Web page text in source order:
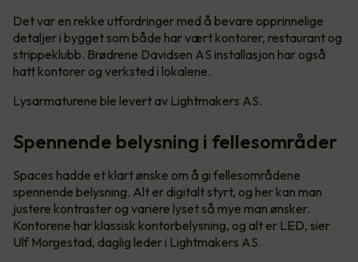
Det var en rekke utfordringer med å bevare opprinnelige
detaljer i bygget som både har vært kontorer, restaurant og
strippeklubb. Brødrene Davidsen AS installasjon har også
hatt kontorer og verksted i lokalene.
Lysarmaturene ble levert av Lightmakers AS.
Spennende belysning i fellesområder
Spaces hadde et klart ønske om å gi fellesområdene
spennende belysning. Alt er digitalt styrt, og her kan man
justere kontraster og variere lyset så mye man ønsker.
Kontorene har klassisk kontorbelysning, og alt er LED, sier
Ulf Morgestad, daglig leder i Lightmakers AS.